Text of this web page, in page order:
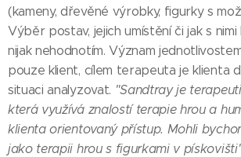
(kameny, dřevěné výrobky, figurky s
Výběr postav, jejich umístění či jak s nimi
nijak nehodnotím. Význam
pouze klient, cílem terapeuta je klienta
situaci analyzovat. "Sandtray je
která využívá znalostí terapie hrou a
klienta orientovaný přístup. Mohli
jako terapii hrou s figurkami v